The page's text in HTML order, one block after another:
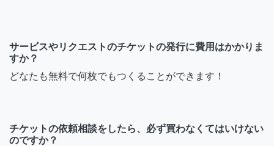
サービスやリクエストのチケットの発行に費用はかかりま
すか？
どなたも無料で何枚でもつくることができます！
チケットの依頼相談をしたら、必ず買わなくてはいけない
のですか？